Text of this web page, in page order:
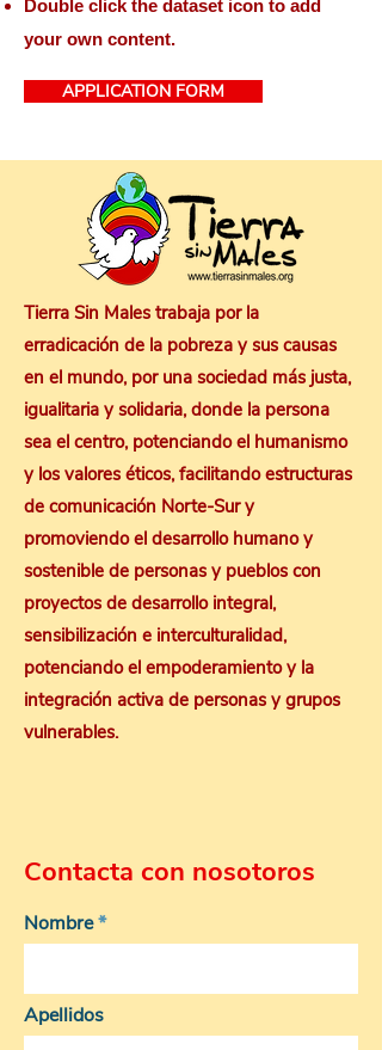
Double click the dataset icon to add
your own content.
APPLICATION FORM
Tierra Sin Males trabaja por la
erradicación de la pobreza y sus causas
en el mundo, por una sociedad más justa,
igualitaria y solidaria, donde la persona
sea el centro, potenciando el humanismo
y los valores éticos, facilitando estructuras
de comunicación Norte-Sur y
promoviendo el desarrollo humano y
sostenible de personas y pueblos con
proyectos de desarrollo integral,
sensibilización e interculturalidad,
potenciando el empoderamiento y la
integración activa de personas y grupos
vulnerables.
Contacta con nosotoros
Nombre
Apellidos